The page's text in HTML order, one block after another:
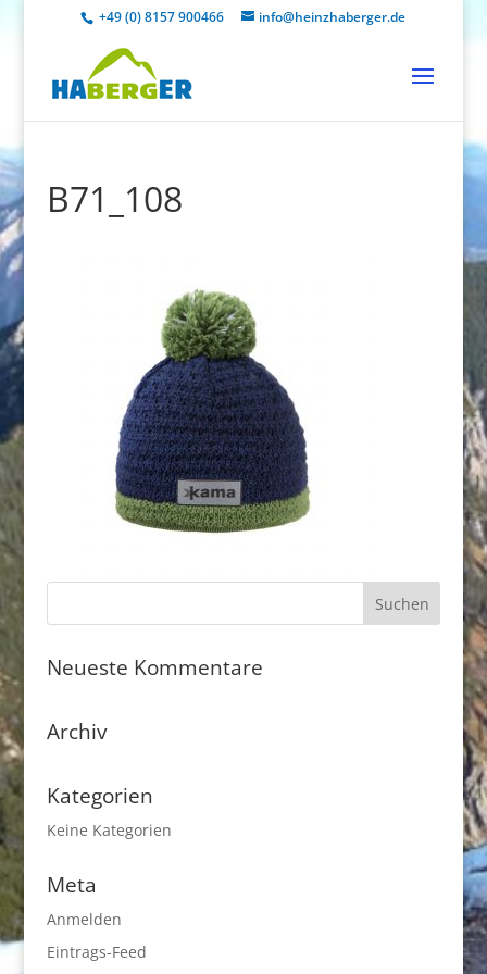
+49 (0) 8157 900466 info@heinzhaberger.de
B71_108
Neueste Kommentare
Archiv
Kategorien
Keine Kategorien
Meta
Anmelden
Eintrags-Feed